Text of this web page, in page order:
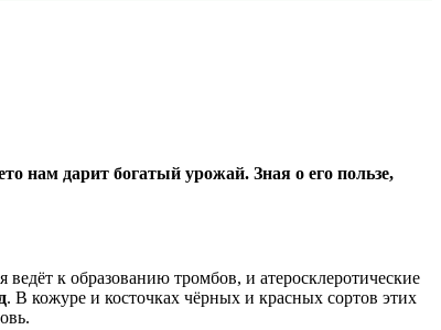
нам дарит богатый урожай. Зная о его пользе,
к образованию тромбов, и атеросклеротические
. В кожуре и косточках чёрных и красных сортов этих